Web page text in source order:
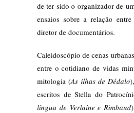
de ter sido o organizador de
ensaios sobre a relação
diretor de documentários.
Caleidoscópio de cenas
entre o cotidiano de vidas
mitologia (As ilhas de Dédalo
escritos de Stella do
língua de Verlaine e Rimbaud